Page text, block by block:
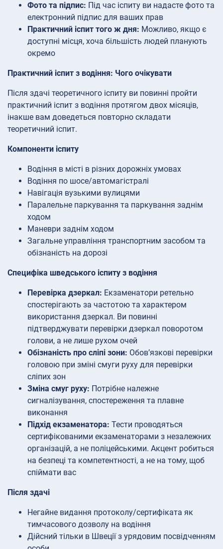
Фото та підпис: Під час іспиту ви надасте фото та
електронний підпис для ваших прав
Практичний іспит того ж дня: Можливо, якщо є
доступні місця, хоча більшість людей планують
окремо
Практичний іспит з водіння: Чого очікувати
Після здачі теоретичного іспиту ви повинні пройти
практичний іспит з водіння протягом двох місяців,
інакше вам доведеться повторно складати
теоретичний іспит.
Компоненти іспиту
Водіння в місті в різних дорожніх умовах
Водіння по шосе/автомагістралі
Навігація вузькими вулицями
Паралельне паркування та паркування заднім
ходом
Маневри заднім ходом
Загальне управління транспортним засобом та
обізнаність на дорозі
Специфіка шведського іспиту з водіння
Перевірка дзеркал: Екзаменатори ретельно
спостерігають за частотою та характером
використання дзеркал. Ви повинні
підтверджувати перевірки дзеркал поворотом
голови, а не лише рухом очей
Обізнаність про сліпі зони: Обов’язкові перевірки
головою при зміні смуги руху для перевірки
сліпих зон
Зміна смуг руху: Потрібне належне
сигналізування, спостереження та плавне
виконання
Підхід екзаменатора: Тести проводяться
сертифікованими екзаменаторами з незалежних
організацій, а не поліцейськими. Акцент робиться
на безпеці та компетентності, а не на тому, щоб
спіймати вас
Після здачі
Негайне видання протоколу/сертифіката як
тимчасового дозволу на водіння
Дійсний тільки в Швеції з урядовим посвідченням